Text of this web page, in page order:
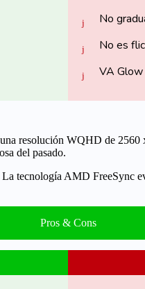
No
No es
VA
resolución WQHD de 2560
del pasado.
tecnología AMD FreeSync
Pros & Cons